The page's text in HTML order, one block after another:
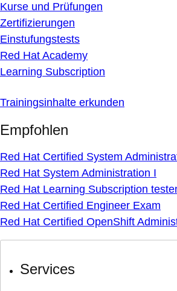
Kurse und Prüfungen
Zertifizierungen
Einstufungstests
Red Hat Academy
Learning Subscription
Trainingsinhalte erkunden
Empfohlen
Red Hat Certified System
Red Hat System Administration I
Red Hat Learning Subscription
Red Hat Certified Engineer Exam
Red Hat Certified OpenShift
Services